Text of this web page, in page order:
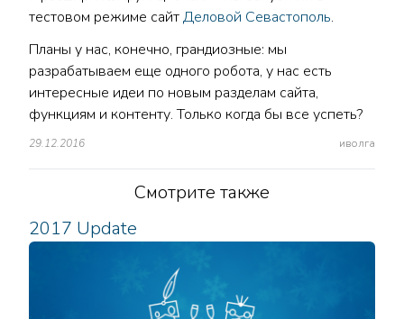
тестовом режиме сайтДеловой Севастополь.
Планы у нас, конечно, грандиозные: мы
разрабатываем еще одного робота, у нас есть
интересные идеи по новым разделам сайта,
функциям и контенту. Только когда бы все успеть?
29.12.2016 иволга
Смотрите также
2017 Update